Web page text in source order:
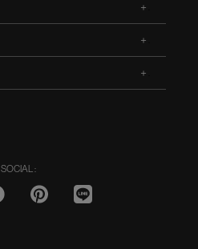
SOCIAL :